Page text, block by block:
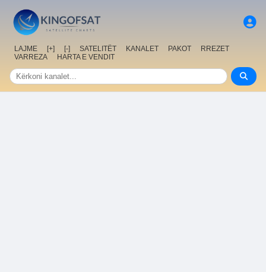
LAJME [+] [-] SATELITËT KANALET PAKOT
RREZET
VARREZA
HARTA E VENDIT